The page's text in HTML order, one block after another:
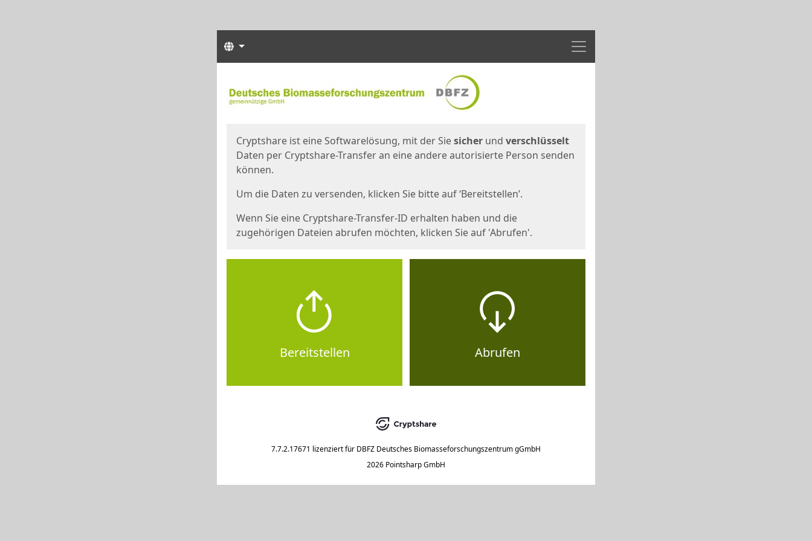
Menü
Sprachen
Cryptshare ist eine Softwarelösung, mit der Siesicher und verschlüsselt
Daten per Cryptshare-Transfer an eine andere autorisierte Person senden
können.
Um die Daten zu versenden, klicken Sie bitte auf ‘Bereitstellen’.
Wenn Sie eine Cryptshare-Transfer-ID erhalten haben und die
zugehörigen Dateien abrufen möchten, klicken Sie auf 'Abrufen'.
Bereitstellen Abrufen
7.7.2.17671 lizenziert für DBFZ Deutsches Biomasseforschungszentrum gGmbH
2026 Pointsharp GmbH